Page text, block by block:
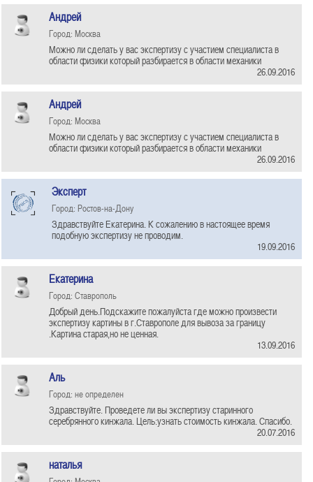
Андрей
Город: Москва
Можно ли сделать у вас экспертизу с участием специалиста в
области физики который разбирается в области механики
26.09.2016
Андрей
Город: Москва
Можно ли сделать у вас экспертизу с участием специалиста в
области физики который разбирается в области механики
26.09.2016
Эксперт
Город: Ростов-на-Дону
Здравствуйте Екатерина. К сожалению в настоящее время
подобную экспертизу не проводим.
19.09.2016
Екатерина
Город: Ставрополь
Добрый день.Подскажите пожалуйста где можно произвести
экспертизу картины в г.Ставрополе для вывоза за границу
.Картина старая,но не ценная.
13.09.2016
Аль
Город: не определен
Здравствуйте. Проведете ли вы экспертизу старинного
серебрянного кинжала. Цель:узнать стоимость кинжала. Спасибо.
20.07.2016
наталья